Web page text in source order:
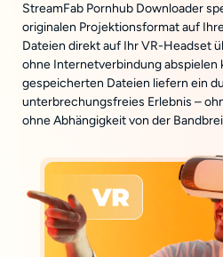
StreamFab Pornhub Downloader
originalen Projektionsformat auf
Dateien direkt auf Ihr VR-Headset
ohne Internetverbindung abspielen
gespeicherten Dateien liefern ein
unterbrechungsfreies Erlebnis –
ohne Abhängigkeit von der